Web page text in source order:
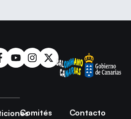
Comités
Contacto